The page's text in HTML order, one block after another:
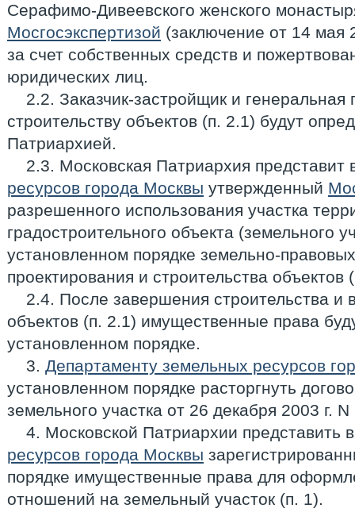
Серафимо-Дивеевского женского
Мосгосэкспертизой (заключение от 14 мая
за счет собственных средств и
юридических лиц.
2.2. Заказчик-застройщик и генеральная
строительству объектов (п. 2.1) будут
Патриархией.
2.3. Московская Патриархия представит
ресурсов города Москвы утвержденный
разрешенного использования участка
градостроительного объекта (земельного
установленном порядке земельно-
проектирования и строительства объектов
2.4. После завершения строительства и
объектов (п. 2.1) имущественные права
установленном порядке.
3. Департаменту земельных ресурсов
установленном порядке расторгнуть
земельного участка от 26 декабря 2003 г.
4. Московской Патриархии представить
ресурсов города Москвы
порядке имущественные права для
отношений на земельный участок (п. 1).